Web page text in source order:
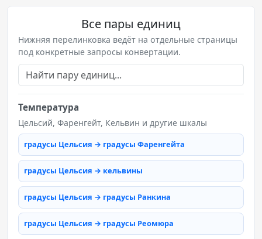
Все пары единиц
Нижняя перелинковка ведёт на отдельные страницы
под конкретные запросы конвертации.
Температура
Цельсий, Фаренгейт, Кельвин и другие шкалы
градусы Цельсия → градусы Фаренгейта
градусы Цельсия → кельвины
градусы Цельсия → градусы Ранкина
градусы Цельсия → градусы Реомюра